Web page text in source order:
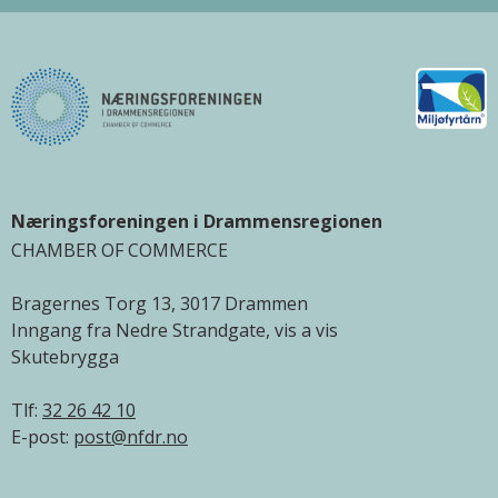
Næringsforeningen i Drammensregionen
CHAMBER OF COMMERCE
Bragernes Torg 13, 3017 Drammen
Inngang fra Nedre Strandgate, vis a vis
Skutebrygga
Tlf: 32 26 42 10
E-post: post@nfdr.no